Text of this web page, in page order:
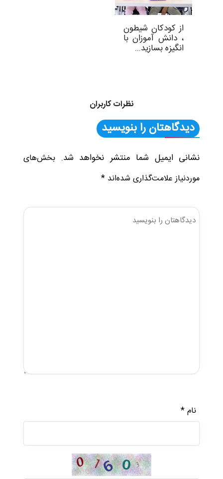
از کودکان شیطون
، دانش آموزان با
انگیزه بسازید...
نظرات کاربران
دیدگاهتان را بنویسید
نشانی ایمیل شما منتشر نخواهد شد.بخش‌های
موردنیاز علامت‌گذاری شده‌اند*
نام*